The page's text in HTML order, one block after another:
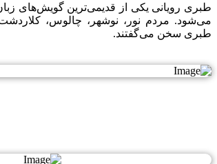
طبری رویانی یکی از قدیمی‌ترین گویش‌های
می‌شود. مردم نور، نوشهر، چالوس،
طبری سخن می‌گفتند.